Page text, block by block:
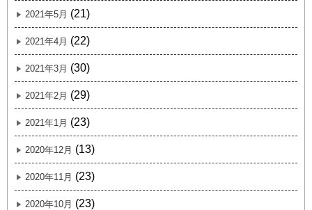
2021年5月 (21)
2021年4月 (22)
2021年3月 (30)
2021年2月 (29)
2021年1月 (23)
2020年12月 (13)
2020年11月 (23)
2020年10月 (23)